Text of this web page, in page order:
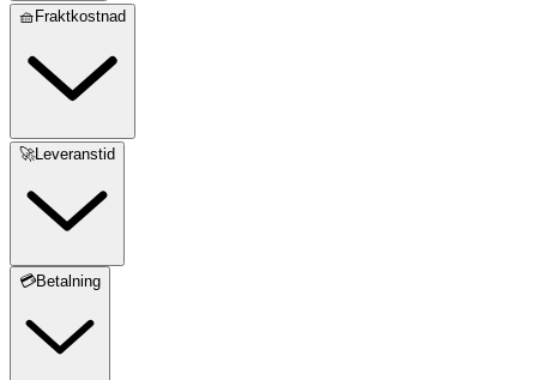
🧺Fraktkostnad
🚀Leveranstid
💳Betalning